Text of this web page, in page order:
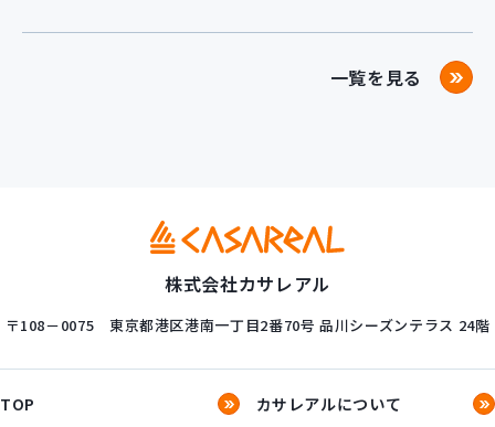
一覧を見る
株式会社カサレアル
〒108－0075 東京都港区港南一丁目2番70号 品川シーズンテラス 24階
TOP カサレアルについて